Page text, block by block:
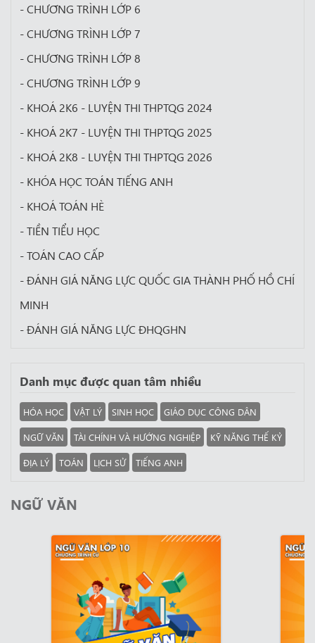
- CHƯƠNG TRÌNH LỚP 6
- CHƯƠNG TRÌNH LỚP 7
- CHƯƠNG TRÌNH LỚP 8
- CHƯƠNG TRÌNH LỚP 9
- KHOÁ 2K6 - LUYỆN THI THPTQG 2024
- KHOÁ 2K7 - LUYỆN THI THPTQG 2025
- KHOÁ 2K8 - LUYỆN THI THPTQG 2026
- KHÓA HỌC TOÁN TIẾNG ANH
- KHOÁ TOÁN HÈ
- TIỀN TIỂU HỌC
- TOÁN CAO CẤP
- ĐÁNH GIÁ NĂNG LỰC QUỐC GIA THÀNH PHỐ HỒ CHÍ
MINH
- ĐÁNH GIÁ NĂNG LỰC ĐHQGHN
Danh mục được quan tâm nhiều
HÓA HỌC VẬT LÝ SINH HỌC
GIÁO DỤC CÔNG DÂN
NGỮ VĂN
TÀI CHÍNH VÀ HƯỚNG NGHIỆP
KỸ NĂNG THẾ KỶ
ĐỊA LÝ
TOÁN LỊCH SỬ TIẾNG ANH
NGỮ VĂN